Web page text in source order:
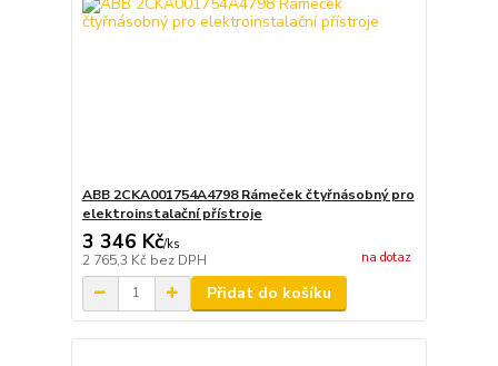
ABB 2CKA001754A4798 Rámeček čtyřnásobný pro
elektroinstalační přístroje
3 346 Kč/ks
2 765,3 Kč bez DPH na dotaz
Přidat do košíku